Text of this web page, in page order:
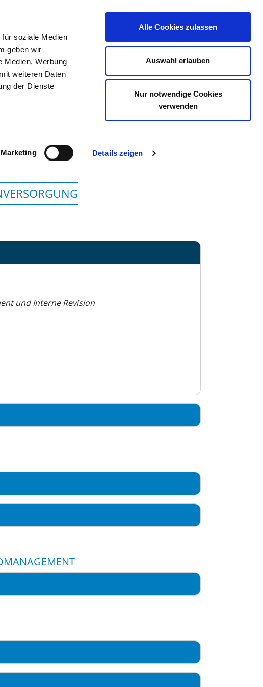
soziale Medien
geben wir
Medien, Werbung
weiteren Daten
der Dienste
Marketing Details zeigen
Alle Cookies zulassen
Auswahl erlauben
Nur notwendige Cookies
verwenden
STELLENBÖRSE KONTAKT IHRE MEINUNG
und Interne Revision